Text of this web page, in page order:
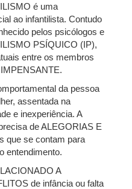
é uma
ao infantilista. Contudo
pelos psicólogos e
PSÍQUICO (IP),
entre os membros
da pessoa
assentada na
e inexperiência. A
de ALEGORIAS E
que se contam para
entendimento.
A
de infância ou falta